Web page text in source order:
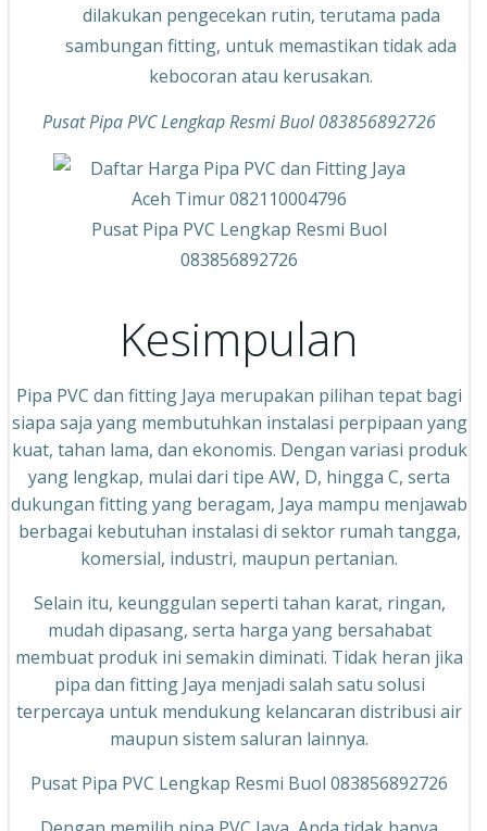
dilakukan pengecekan rutin, terutama pada
sambungan fitting, untuk memastikan tidak ada
kebocoran atau kerusakan.
Pusat Pipa PVC Lengkap Resmi Buol 083856892726
Pusat Pipa PVC Lengkap Resmi Buol
083856892726
Kesimpulan
Pipa PVC dan fitting Jaya merupakan pilihan tepat bagi
siapa saja yang membutuhkan instalasi perpipaan yang
kuat, tahan lama, dan ekonomis. Dengan variasi produk
yang lengkap, mulai dari tipe AW, D, hingga C, serta
dukungan fitting yang beragam, Jaya mampu menjawab
berbagai kebutuhan instalasi di sektor rumah tangga,
komersial, industri, maupun pertanian.
Selain itu, keunggulan seperti tahan karat, ringan,
mudah dipasang, serta harga yang bersahabat
membuat produk ini semakin diminati. Tidak heran jika
pipa dan fitting Jaya menjadi salah satu solusi
terpercaya untuk mendukung kelancaran distribusi air
maupun sistem saluran lainnya.
Pusat Pipa PVC Lengkap Resmi Buol 083856892726